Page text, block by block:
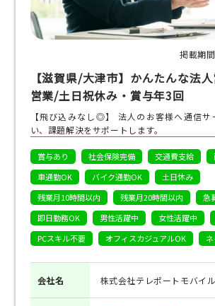
掲載期
【滋賀県/大津市】かんたんな法
営業/土日祝休み・賞与年3回
【飛び込みなし◎】 法人のお客様へ通信
い、課題解決をサポートします。
賞与あり 社会保険完備 交通費支給
車通勤OK
バイク通勤OK
土日休み
残業月10時間以内
残業月20時間以内
急
即日勤務OK
男性活躍中 女性活躍中
PCスキル不要
オフィスカジュアルOK
会社名 株式会社テレポートモバイル